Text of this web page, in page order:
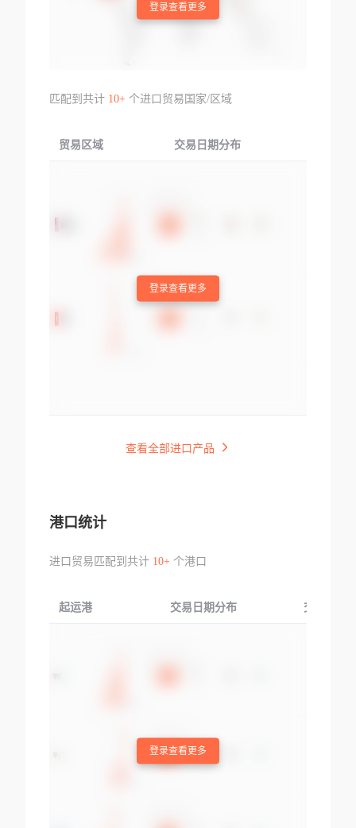
登录查看更多
匹配到共计 10+个进口贸易国家/区域
贸易区域 交易日期分布
登录查看更多
查看全部进口产品
港口统计
进口贸易匹配到共计 10+个港口
起运港 交易日期分布 交易产品
登录查看更多